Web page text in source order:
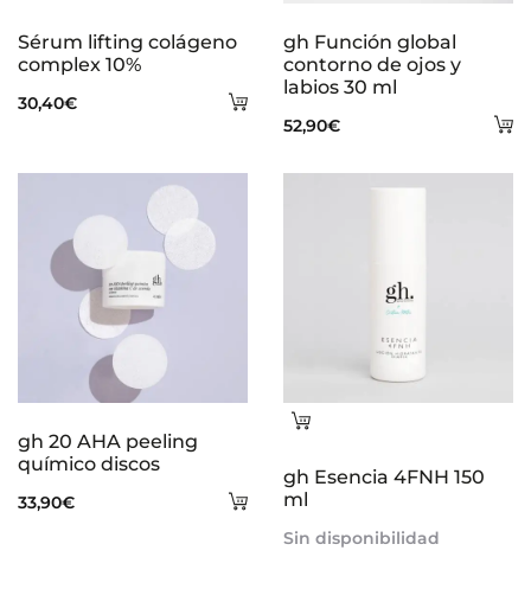
Añadir
carrito
Sérum lifting colágeno
complex 10%
30,40€
gh Función global
contorno de ojos y
labios 30 ml
52,90€
Añadir
gh 20 AHA peeling
químico discos
33,90€
Leer
gh Esencia 4FNH 150
ml
Sin disponibilidad